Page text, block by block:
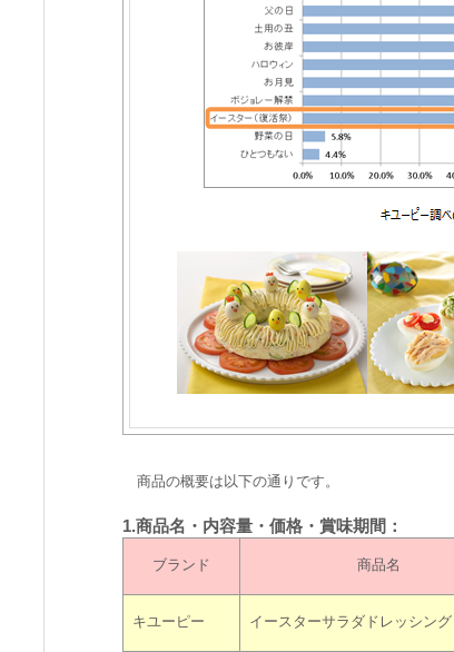
商品の概要は以下の通りです。
1.商品名・内容量・価格・賞味期間：
ブランド 商品名
キユーピー イースターサラダドレッシング